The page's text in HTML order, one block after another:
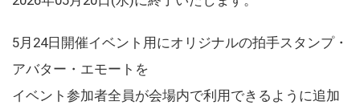
5月24日開催イベント用にオリジナルの拍手スタンプ・
アバター・エモートを
イベント参加者全員が会場内で利用できるように追加